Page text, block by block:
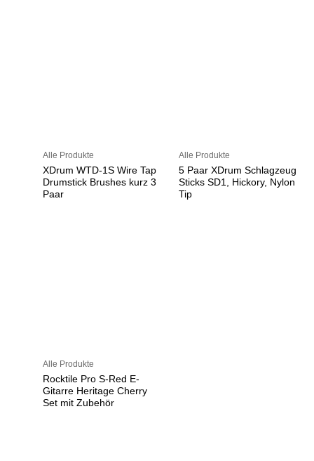
Alle Produkte
XDrum WTD-1S Wire Tap
Drumstick Brushes kurz 3
Paar
Alle Produkte
5 Paar XDrum Schlagzeug
Sticks SD1, Hickory, Nylon
Tip
Alle Produkte
Rocktile Pro S-Red E-
Gitarre Heritage Cherry
Set mit Zubehör